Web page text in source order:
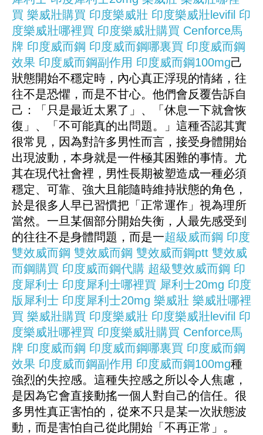
買 樂威壯購買 印度樂威壯 印度樂威壯levifil 印
度樂威壯哪裡買 印度樂威壯購買 Cenforce馬
牌 印度威而鋼 印度威而鋼哪裏買 印度威而鋼
效果 印度威而鋼副作用 印度威而鋼100mg己
狀態開始不穩定時，內心真正浮現的情緒，往
往不是恐懼，而是不甘心。他們會反覆告訴自
己：「只是最近太累了」、「休息一下就會恢
復」、「不可能真的出問題。」這種否認其實
很常見，因為對許多男性而言，接受身體開始
出現波動，本身就是一件極其困難的事情。尤
其在現代社會裡，男性長期被塑造成一種必須
穩定、可靠、強大且能隨時維持狀態的角色，
於是很多人早已習慣把「正常運作」視為理所
當然。一旦某個部分開始失衡，人最先感受到
的往往不是身體問題，而是一超級威而鋼 印度
雙效威而鋼 雙效威而鋼 雙效威而鋼ptt 雙效威
而鋼購買 印度威而鋼代購 超級雙效威而鋼 印
度犀利士 印度犀利士哪裡買 犀利士20mg 印度
版犀利士 印度犀利士20mg 樂威壯 樂威壯哪裡
買 樂威壯購買 印度樂威壯 印度樂威壯levifil 印
度樂威壯哪裡買 印度樂威壯購買 Cenforce馬
牌 印度威而鋼 印度威而鋼哪裏買 印度威而鋼
效果 印度威而鋼副作用 印度威而鋼100mg種
強烈的失控感。這種失控感之所以令人焦慮，
是因為它會直接動搖一個人對自己的信任。很
多男性真正害怕的，從來不只是某一次狀態波
動，而是害怕自己從此開始「不再正常」。